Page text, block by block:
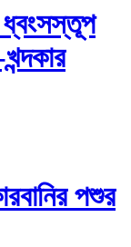
ধ্বংসস্তূপ
পশুর